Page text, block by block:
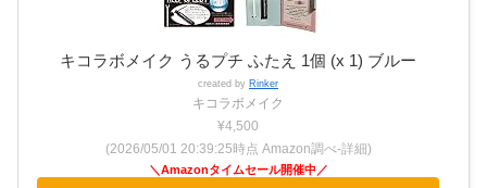
キコラボメイク うるプチ ふたえ 1個 (x 1) ブルー
created by Rinker
キコラボメイク
¥4,500
(2026/05/01 20:39:25時点 Amazon調べ-詳細)